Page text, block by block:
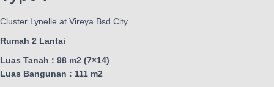
Cluster Lynelle at Vireya Bsd City
Rumah 2 Lantai
Luas Tanah : 98 m2 (7×14)
Luas Bangunan : 111 m2